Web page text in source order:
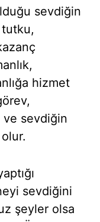
sevdiğin
hizmet
ve sevdiğin
sevdiğini
şeyler olsa